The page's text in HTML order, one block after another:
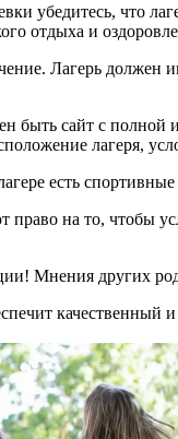
убедитесь, что
отдыха и
Лагерь должен
сайт с полной
лагеря,
есть
на то, чтобы
Мнения других
качественный